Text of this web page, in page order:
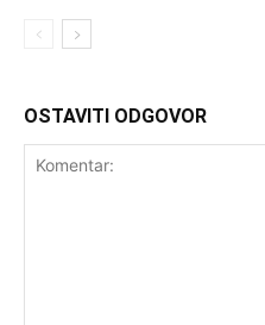
OSTAVITI ODGOVOR